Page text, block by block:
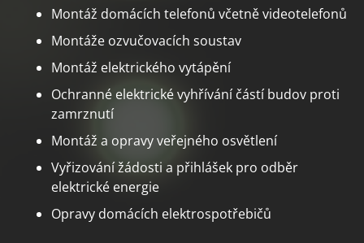
Montáž domácích telefonů včetně videotelefonů
Montáže ozvučovacích soustav
Montáž elektrického vytápění
Ochranné elektrické vyhřívání částí budov proti
zamrznutí
Montáž a opravy veřejného osvětlení
Vyřizování žádosti a přihlášek pro odběr
elektrické energie
Opravy domácích elektrospotřebičů